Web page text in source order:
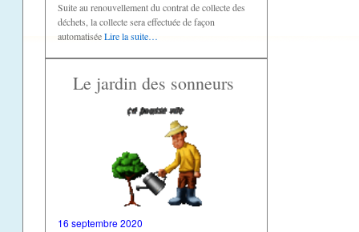
Suite au renouvellement du contrat de collecte des
déchets, la collecte sera effectuée de façon
automatiséeLire la suite…
Le jardin des sonneurs
16 septembre 2020